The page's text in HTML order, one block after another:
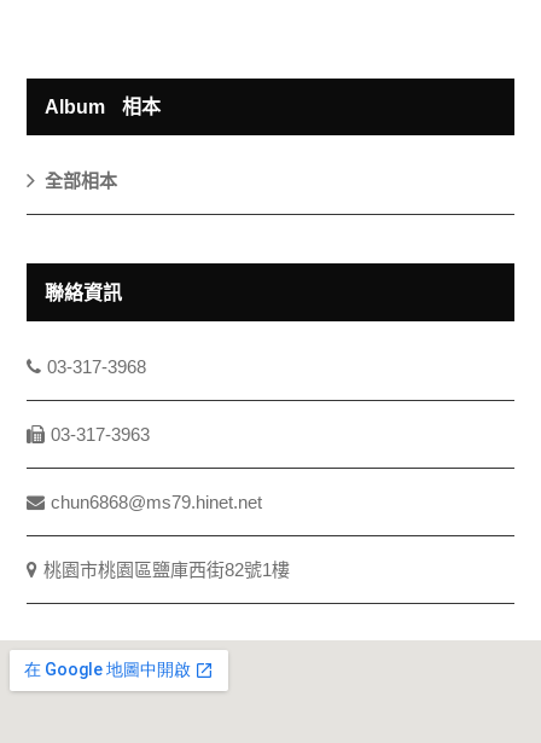
Album 相本
全部相本
聯絡資訊
03-317-3968
03-317-3963
chun6868@ms79.hinet.net
桃園市桃園區鹽庫西街82號1樓